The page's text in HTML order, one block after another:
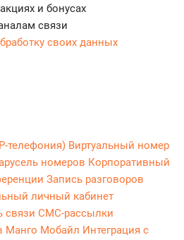
и бонусах
связи
своих данных
телефония) Виртуальный номер
номеров Корпоративный
Запись разговоров
личный кабинет
связи СМС-рассылки
Манго Мобайл Интеграция с